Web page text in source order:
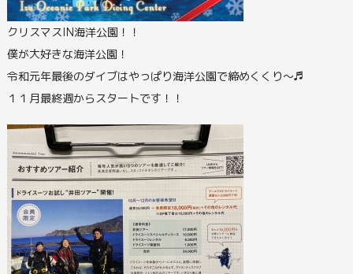
クリスマスIN海洋公園！！
僕が大好きな海洋公園！
令和元年最後のダイブはやっぱり海洋公園で締めくくり～♬
１１月最終週からスタートです！！